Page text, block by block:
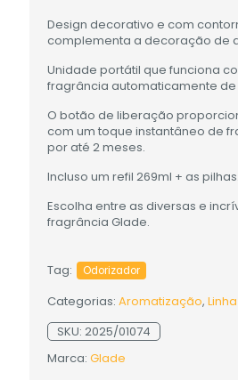
Design decorativo e com
complementa a decoração de
Unidade portátil que funciona
fragrância automaticamente
O botão de liberação
com um toque instantâneo de
por até 2 meses.
Incluso um refil 269ml + as pilhas.
Escolha entre as diversas e
fragrância Glade.
Tag: Odorizador
Categorias: Aromatização,
SKU: 2025/01074
Marca: Glade